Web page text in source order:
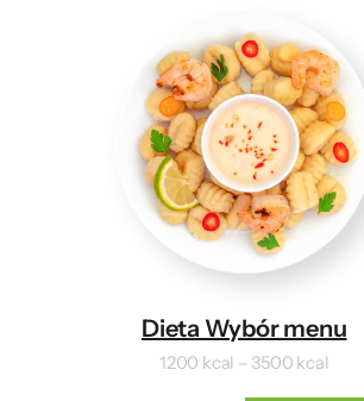
Dieta Wybór menu
1200 kcal – 3500 kcal